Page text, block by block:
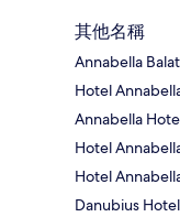
其他名稱
Annabella
Hotel
Annabella
Hotel
Hotel
Danubius